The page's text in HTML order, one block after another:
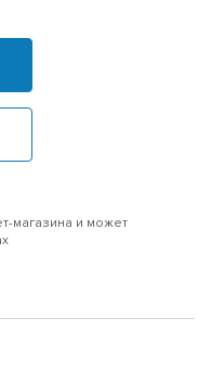
магазина и может